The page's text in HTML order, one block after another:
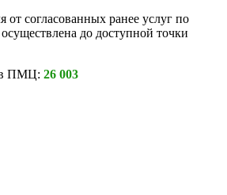
от согласованных ранее услуг по
осуществлена до доступной точки
ПМЦ: 26 003